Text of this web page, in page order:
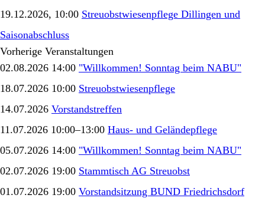
19.12.2026, 10:00 Streuobstwiesenpflege Dillingen und
Saisonabschluss
Vorherige Veranstaltungen
02.08.2026 14:00 "Willkommen! Sonntag beim NABU"
18.07.2026 10:00 Streuobstwiesenpflege
14.07.2026 Vorstandstreffen
11.07.2026 10:00–13:00 Haus- und Geländepflege
05.07.2026 14:00 "Willkommen! Sonntag beim NABU"
02.07.2026 19:00 Stammtisch AG Streuobst
01.07.2026 19:00 Vorstandsitzung BUND Friedrichsdorf